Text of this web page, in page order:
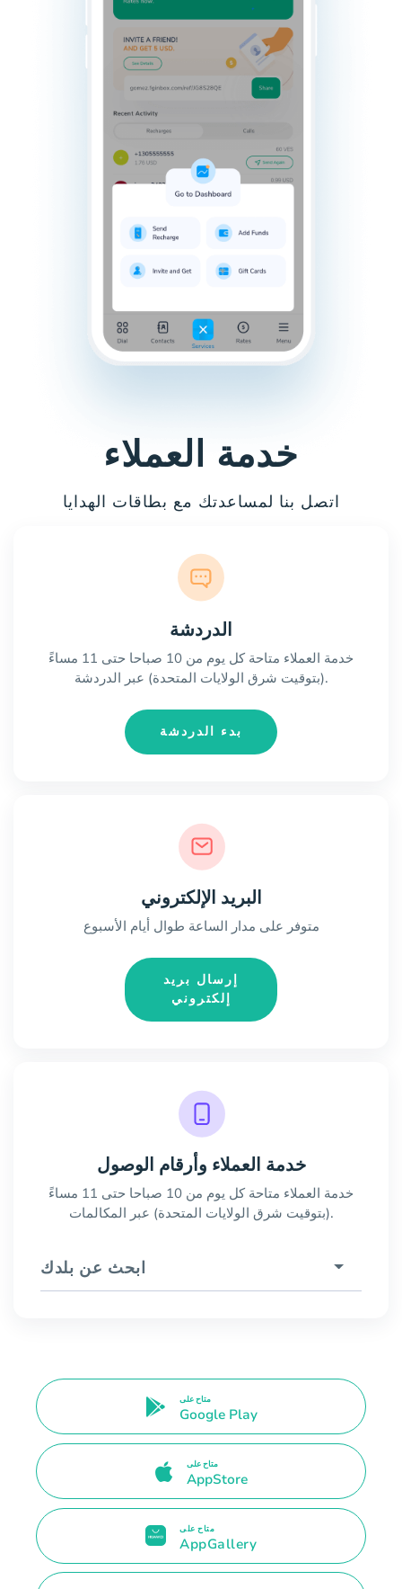
خدمة العملاء
اتصل بنا لمساعدتك مع بطاقات الهدايا
الدردشة
خدمة العملاء متاحة كل يوم من 10 صباحا حتى 11 مساءً
(بتوقيت شرق الولايات المتحدة) عبر الدردشة.
بدء الدردشة
البريد الإلكتروني
متوفر على مدار الساعة طوال أيام الأسبوع
إرسال بريد
إلكتروني
خدمة العملاء وأرقام الوصول
خدمة العملاء متاحة كل يوم من 10 صباحا حتى 11 مساءً
(بتوقيت شرق الولايات المتحدة) عبر المكالمات.
ابحث عن بلدك
متاح على
Google Play
متاح على
AppStore
متاح على
AppGallery